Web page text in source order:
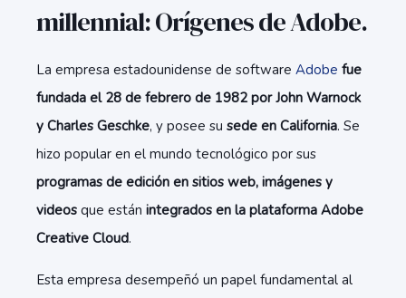
millennial: Orígenes de Adobe.
La empresa estadounidense de software Adobe fue
fundada el 28 de febrero de 1982 por John Warnock
y Charles Geschke, y posee su sede en California. Se
hizo popular en el mundo tecnológico por sus
programas de edición en sitios web, imágenes y
videos que están integrados en la plataforma Adobe
Creative Cloud.
Esta empresa desempeñó un papel fundamental al